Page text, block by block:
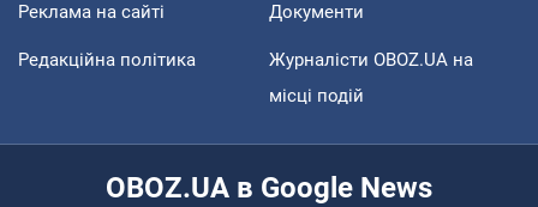
Реклама на сайті Документи
Редакційна політика
Журналісти OBOZ.UA на
місці подій
OBOZ.UA в Google News